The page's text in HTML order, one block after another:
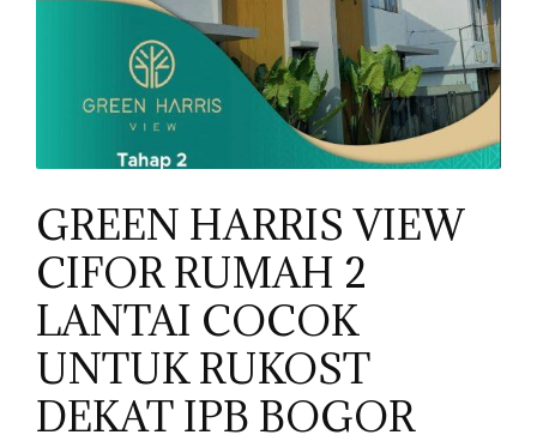
GREEN HARRIS VIEW
CIFOR RUMAH 2
LANTAI COCOK
UNTUK RUKOST
DEKAT IPB BOGOR